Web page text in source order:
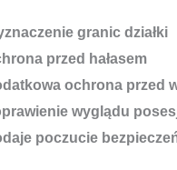
granic działki
przed hałasem
ochrona przed
wyglądu
poczucie